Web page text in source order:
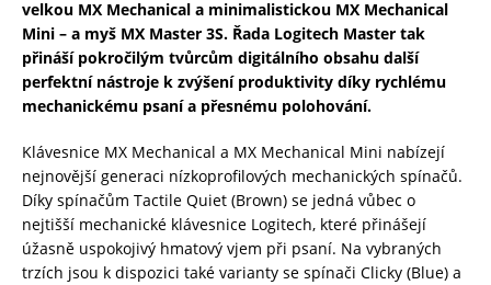
velkou MX Mechanical a minimalistickou MX Mechanical
Mini – a myš MX Master 3S. Řada Logitech Master tak
přináší pokročilým tvůrcům digitálního obsahu další
perfektní nástroje k zvýšení produktivity díky rychlému
mechanickému psaní a přesnému polohování.
Klávesnice MX Mechanical a MX Mechanical Mini nabízejí
nejnovější generaci nízkoprofilových mechanických spínačů.
Díky spínačům Tactile Quiet (Brown) se jedná vůbec o
nejtišší mechanické klávesnice Logitech, které přinášejí
úžasně uspokojivý hmatový vjem při psaní. Na vybraných
trzích jsou k dispozici také varianty se spínači Clicky (Blue) a